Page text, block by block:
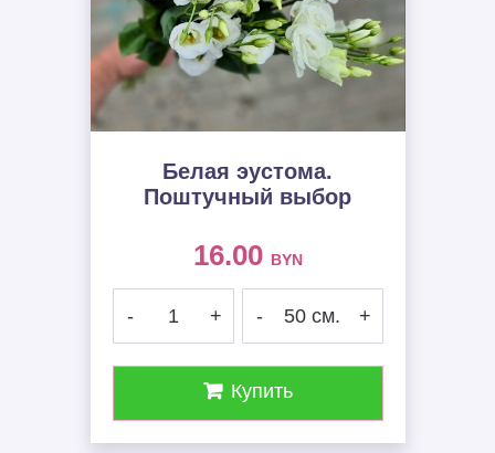
Белая эустома.
Поштучный выбор
16.00 BYN
- 1 + - 50 см. +
Купить